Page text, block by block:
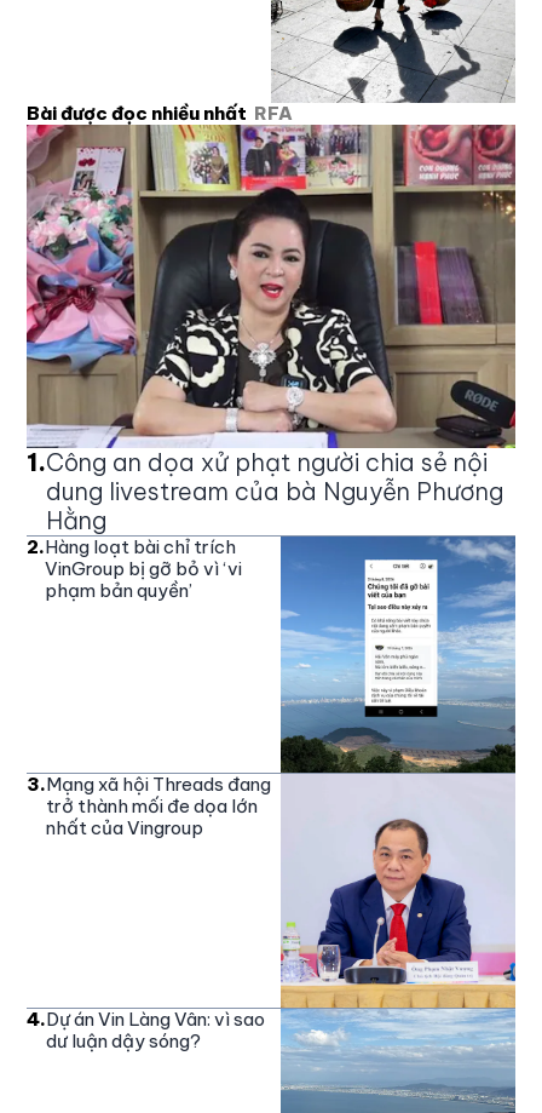
Bài được đọc nhiều nhất RFA
1.Công an dọa xử phạt người chia sẻ nội
dung livestream của bà Nguyễn Phương
Hằng
2.Hàng loạt bài chỉ trích
VinGroup bị gỡ bỏ vì ‘vi
phạm bản quyền’
3.Mạng xã hội Threads đang
trở thành mối đe dọa lớn
nhất của Vingroup
4.Dự án Vin Làng Vân: vì sao
dư luận dậy sóng?